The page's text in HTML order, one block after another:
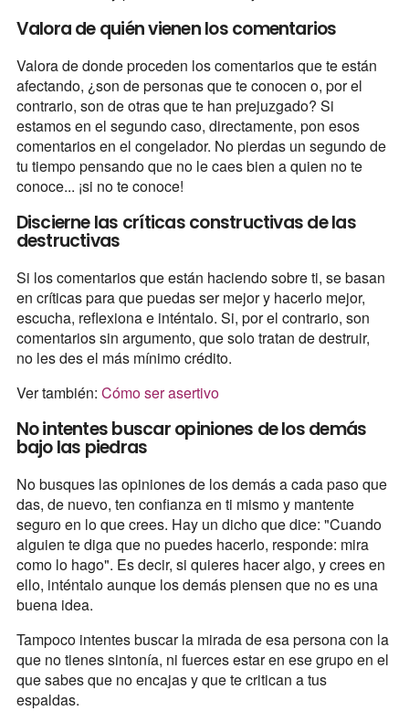
Valora de quién vienen los comentarios
Valora de donde proceden los comentarios que te están
afectando, ¿son de personas que te conocen o, por el
contrario, son de otras que te han prejuzgado? Si
estamos en el segundo caso, directamente, pon esos
comentarios en el congelador. No pierdas un segundo de
tu tiempo pensando que no le caes bien a quien no te
conoce... ¡si no te conoce!
Discierne las críticas constructivas de las
destructivas
Si los comentarios que están haciendo sobre ti, se basan
en críticas para que puedas ser mejor y hacerlo mejor,
escucha, reflexiona e inténtalo. Si, por el contrario, son
comentarios sin argumento, que solo tratan de destruir,
no les des el más mínimo crédito.
Ver también: Cómo ser asertivo
No intentes buscar opiniones de los demás
bajo las piedras
No busques las opiniones de los demás a cada paso que
das, de nuevo, ten confianza en ti mismo y mantente
seguro en lo que crees. Hay un dicho que dice: "Cuando
alguien te diga que no puedes hacerlo, responde: mira
como lo hago". Es decir, si quieres hacer algo, y crees en
ello, inténtalo aunque los demás piensen que no es una
buena idea.
Tampoco intentes buscar la mirada de esa persona con la
que no tienes sintonía, ni fuerces estar en ese grupo en el
que sabes que no encajas y que te critican a tus
espaldas.